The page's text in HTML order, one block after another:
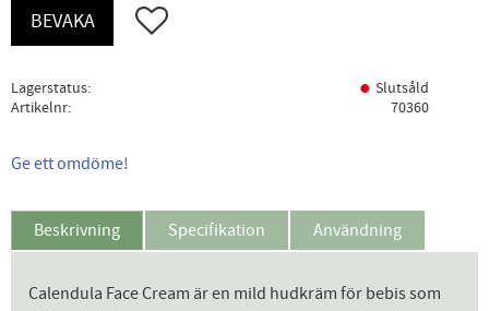
Lägg till i favoriter
BEVAKA
Lagerstatus
Slutsåld
Artikelnr
70360
Ge ett omdöme!
Beskrivning Specifikation Användning
Calendula Face Cream är en mild hudkräm för bebis som